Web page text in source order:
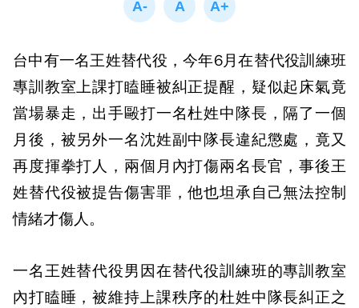
台中有一名王姓替代役，今年6月在替代役訓練班
專訓教室上課打瞌睡被糾正提醒，疑似起床氣竟
當場暴走，出手毆打一名杜姓中隊長，隔了一個
月後，被另外一名沈姓副中隊長違紀懲處，竟又
再度揮拳打人，兩個月內打傷兩名長官，事後王
姓替代役被提告傷害罪，他也坦承自己無法控制
情緒才傷人。
一名王姓替代役男因在替代役訓練班的專訓教室
內打瞌睡，被維持上課秩序的杜姓中隊長糾正之